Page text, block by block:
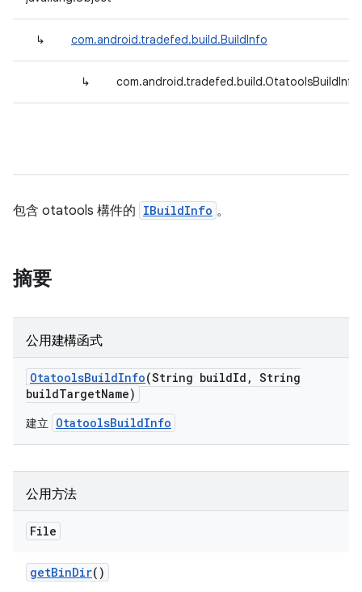
↳ com.android.tradefed.build.BuildInfo
↳ com.android.tradefed.build.OtatoolsBuildInfo
包含 otatools 構件的 IBuildInfo 。
摘要
公用建構函式
OtatoolsBuildInfo(String buildId , String
buildTargetName)
建立 OtatoolsBuildInfo
公用方法
File
getBinDir()